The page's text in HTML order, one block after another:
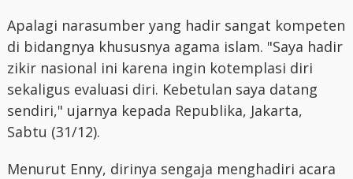
Apalagi narasumber yang hadir sangat kompeten
di bidangnya khususnya agama islam. "Saya hadir
zikir nasional ini karena ingin kotemplasi diri
sekaligus evaluasi diri. Kebetulan saya datang
sendiri," ujarnya kepada Republika, Jakarta,
Sabtu (31/12).
Menurut Enny, dirinya sengaja menghadiri acara